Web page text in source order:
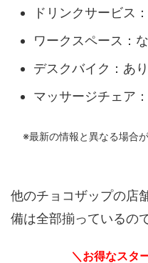
ドリンクサービス
ワークスペース：
デスクバイク：あり
マッサージチェア
※最新の情報と異なる場合
他のチョコザップの店
備は全部揃っているの
＼お得なスタ